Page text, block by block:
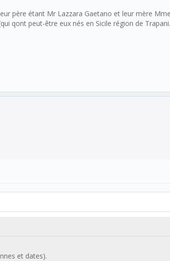
père étant Mr Lazzara Gaetano et leur mère
qont peut-être eux nés en Sicile région de Trapani.
et dates).